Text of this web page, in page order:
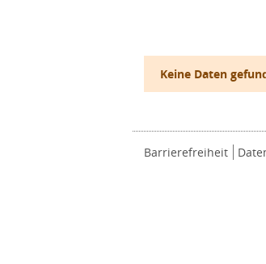
Keine Daten
Barrierefreiheit